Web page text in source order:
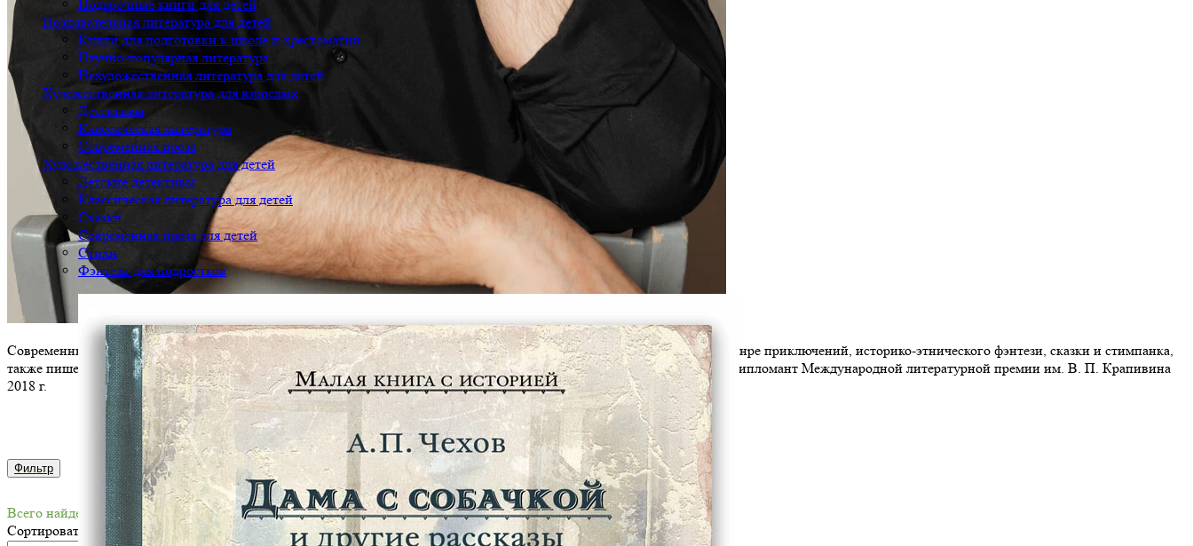
Подарочные книги для детей
Познавательная литература для детей
Книги для подготовки к школе и хрестоматии
Научно-популярная литература
Нехудожественная литература для детей
Художественная литература для взрослых
Детективы
Классическая литература
Современная проза
Художественная литература для детей
Детские детективы
Классическая литература для детей
Сказки
Современная проза для детей
Стихи
Фэнтези для подростков
Современный российский писатель, член Союза российских писателей, член Союза литераторов России.Работает в жанре приключений, историко-этнического фэнтези, сказки и стимпанка,
также пишет стихи. Лауреат литературной премии имени Ф. М. Достоевского (2014 г., 2017 г. в номинации «Проза»). Дипломант Международной литературной премии им. В. П. Крапивина
2018 г.
Фильтр
Всего найдено книг: 4
Сортировать по: